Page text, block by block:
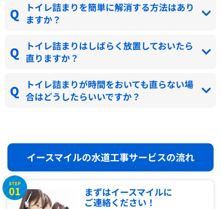
トイレ詰まりを簡単に解消する方法はあり
ますか？
トイレ詰まりはしばらく放置しておいたら
直りますか？
トイレ詰まりが時間をおいても直らない場
合はどうしたらいいですか？
イースマイルの水道工事サービスの流れ
STEP
01
まずはイースマイルに
ご連絡ください！